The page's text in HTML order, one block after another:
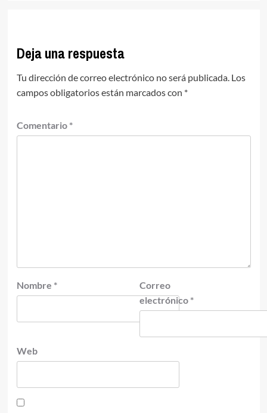
Deja una respuesta
Tu dirección de correo electrónico no será publicada. Los
campos obligatorios están marcados con *
Comentario *
Nombre *
Correo
electrónico *
Web